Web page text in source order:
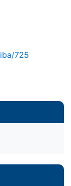
725